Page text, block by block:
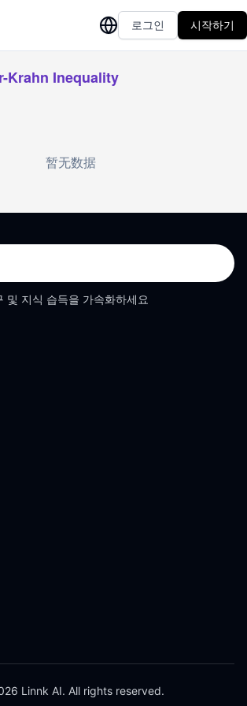
로그인 시작하기
Krahn Inequality
暂无数据
및 지식 습득을 가속화하세요
Linnk AI. All rights reserved.